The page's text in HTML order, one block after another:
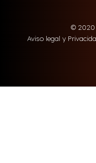
© 2020
Aviso legal y